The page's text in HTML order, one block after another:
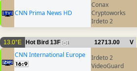
CNN Prima News HD
Conax
Cryptoworks
Irdeto 2
13.0°E Hot Bird 13F 1 12713.00 V
CNN International Europe
Irdeto 2
VideoGuard